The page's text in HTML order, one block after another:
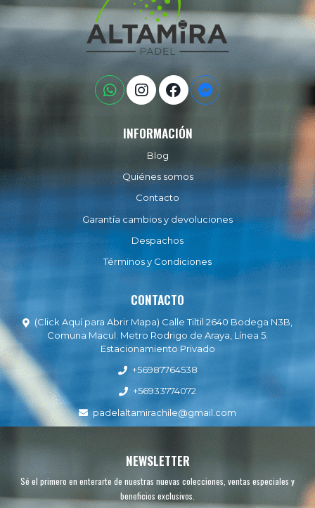
INFORMACIÓN
Blog
Quiénes somos
Contacto
Garantía cambios y devoluciones
Despachos
Términos y Condiciones
CONTACTO
(Click Aquí para Abrir Mapa) Calle Tiltil 2640 Bodega N3B,
Comuna Macul. Metro Rodrigo de Araya, Línea 5.
Estacionamiento Privado
+56987764538
+56933774072
padelaltamirachile@gmail.com
NEWSLETTER
Sé el primero en enterarte de nuestras nuevas colecciones, ventas especiales y
beneficios exclusivos.